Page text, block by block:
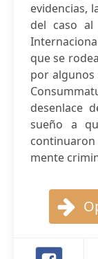
evidencias,
del caso
que se
por algunos
desenlace
sueño a
mente